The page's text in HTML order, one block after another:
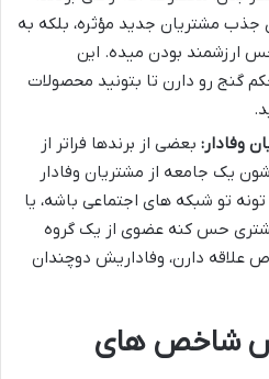
جذب مشتریان جدید مؤثره، بلکه به
ارزشمند بودن میده. این
گنج رو دارن تا بتونید محصولات
وفادار: بعضی از برندها فراتر از
یک جامعه از مشتریان وفادار
تو شبکه های اجتماعی باشه، یا
حس کنه عضوی از یک گروه
علاقه دارن، وفاداریش دوچندان
شاخص های